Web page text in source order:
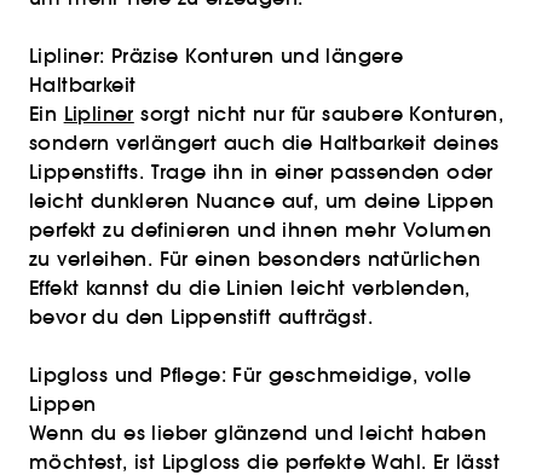
Lipliner: Präzise Konturen und längere
Haltbarkeit
Ein Lipliner sorgt nicht nur für saubere Konturen,
sondern verlängert auch die Haltbarkeit deines
Lippenstifts. Trage ihn in einer passenden oder
leicht dunkleren Nuance auf, um deine Lippen
perfekt zu definieren und ihnen mehr Volumen
zu verleihen. Für einen besonders natürlichen
Effekt kannst du die Linien leicht verblenden,
bevor du den Lippenstift aufträgst.
Lipgloss und Pflege: Für geschmeidige, volle
Lippen
Wenn du es lieber glänzend und leicht haben
möchtest, ist Lipgloss die perfekte Wahl. Er lässt